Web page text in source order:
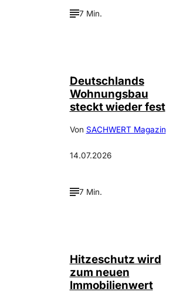
7 Min.
Deutschlands
Wohnungsbau
steckt wieder fest
Von SACHWERT Magazin
14.07.2026
7 Min.
Hitzeschutz wird
zum neuen
Immobilienwert